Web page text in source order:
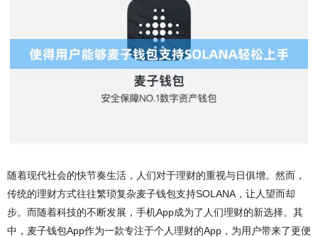
随着现代社会的快节奏生活，人们对于理财的重视与日俱增。然而，
传统的理财方式往往繁琐复杂麦子钱包支持SOLANA，让人望而却
步。而随着科技的不断发展，手机App成为了人们理财的新选择。其
中，麦子钱包App作为一款专注于个人理财的App，为用户带来了更便